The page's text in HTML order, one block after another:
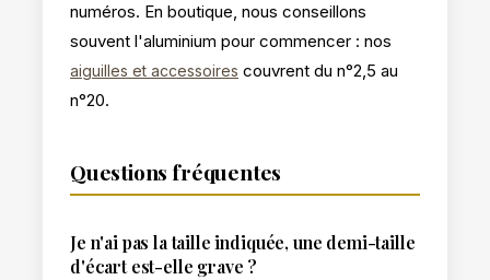
numéros. En boutique, nous conseillons
souvent l'aluminium pour commencer : nos
aiguilles et accessoires couvrent du n°2,5 au
n°20.
Questions fréquentes
Je n'ai pas la taille indiquée, une demi-taille
d'écart est-elle grave ?